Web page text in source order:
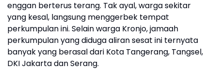
enggan berterus terang. Tak ayal, warga sekitar
yang kesal, langsung menggerbek tempat
perkumpulan ini. Selain warga Kronjo, jamaah
perkumpulan yang diduga aliran sesat ini ternyata
banyak yang berasal dari Kota Tangerang, Tangsel,
DKI Jakarta dan Serang.